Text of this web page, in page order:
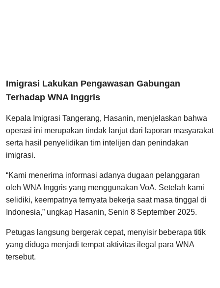
Imigrasi Lakukan Pengawasan Gabungan
Terhadap WNA Inggris
Kepala Imigrasi Tangerang, Hasanin, menjelaskan bahwa
operasi ini merupakan tindak lanjut dari laporan masyarakat
serta hasil penyelidikan tim intelijen dan penindakan
imigrasi.
“Kami menerima informasi adanya dugaan pelanggaran
oleh WNA Inggris yang menggunakan VoA. Setelah kami
selidiki, keempatnya ternyata bekerja saat masa tinggal di
Indonesia,” ungkap Hasanin, Senin 8 September 2025.
Petugas langsung bergerak cepat, menyisir beberapa titik
yang diduga menjadi tempat aktivitas ilegal para WNA
tersebut.